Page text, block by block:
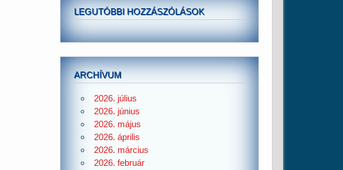
LEGUTÓBBI HOZZÁSZÓLÁSOK
ARCHÍVUM
2026. július
2026. június
2026. május
2026. április
2026. március
2026. február